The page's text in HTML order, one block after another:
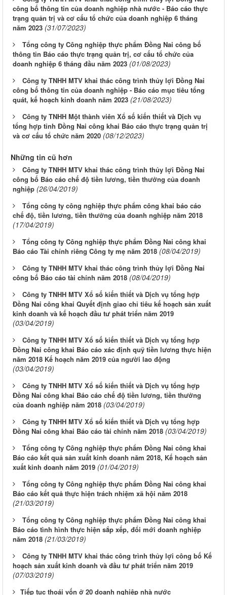
công bố thông tin của doanh nghiệp nhà nước - Báo cáo thực
trạng quản trị và cơ cấu tổ chức của doanh nghiệp 6 tháng
năm 2023 (31/07/2023)
Tổng công ty Công nghiệp thực phẩm Đồng Nai công bố
thông tin Báo cáo thực trạng quản trị, cơ cấu tổ chức của
doanh nghiệp 6 tháng đầu năm 2023 (01/08/2023)
Công ty TNHH MTV khai thác công trình thủy lợi Đồng Nai
công bố thông tin của doanh nghiệp - Báo cáo mục tiêu tổng
quát, kế hoạch kinh doanh năm 2023 (21/08/2023)
Công ty TNHH Một thành viên Xổ số kiến thiết và Dịch vụ
tổng hợp tỉnh Đồng Nai công khai Báo cáo thực trạng quản trị
và cơ cấu tổ chức năm 2020 (08/12/2023)
Những tin cũ hơn
Công ty TNHH MTV khai thác công trình thủy lợi Đồng Nai
công bố Báo cáo chế độ tiền lương, tiền thưởng của doanh
nghiệp (26/04/2019)
Tổng công ty công nghiệp thực phẩm công khai báo cáo
chế độ, tiền lương, tiền thưởng của doanh nghiệp năm 2018
(17/04/2019)
Tổng công ty Công nghiệp thực phẩm Đồng Nai công khai
Báo cáo Tài chính riêng Công ty mẹ năm 2018 (08/04/2019)
Công ty TNHH MTV khai thác công trình thủy lợi Đồng Nai
công bố Báo cáo tài chính năm 2018 (08/04/2019)
Công ty TNHH MTV Xổ số kiến thiết và Dịch vụ tổng hợp
Đồng Nai công khai Quyết định giao chỉ tiêu kế hoạch sản xuất
kinh doanh và kế hoạch đầu tư phát triển năm 2019
(03/04/2019)
Công ty TNHH MTV Xổ số kiến thiết và Dịch vụ tổng hợp
Đồng Nai công khai Báo cáo xác định quỹ tiền lương thực hiện
năm 2018 Kế hoạch năm 2019 của người lao động
(03/04/2019)
Công ty TNHH MTV Xổ số kiến thiết và Dịch vụ tổng hợp
Đồng Nai công khai Báo cáo chế độ tiền lương, tiền thưởng
của doanh nghiệp năm 2018 (03/04/2019)
Công ty TNHH MTV Xổ số kiến thiết và Dịch vụ tổng hợp
Đồng Nai công khai Báo cáo tài chính năm 2018 (03/04/2019)
Tổng công ty Công nghiệp thực phẩm Đồng Nai công khai
Báo cáo kết quả sản xuất kinh doanh năm 2018, Kế hoạch sản
xuất kinh doanh năm 2019 (01/04/2019)
Tổng công ty Công nghiệp thực phẩm Đồng Nai công khai
Báo cáo kết quả thực hiện trách nhiệm xã hội năm 2018
(21/03/2019)
Tổng công ty Công nghiệp thực phẩm Đồng Nai công khai
Báo cáo tình hình thực hiện sắp xếp, đổi mới doanh nghiệp
năm 2018 (21/03/2019)
Công ty TNHH MTV khai thác công trình thủy lợi công bố Kế
hoạch sản xuất kinh doanh và đầu tư phát triển năm 2019
(07/03/2019)
​Tiếp tục thoái vốn ở 20 doanh nghiệp nhà nước